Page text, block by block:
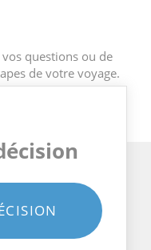
questions ou de
de votre voyage.